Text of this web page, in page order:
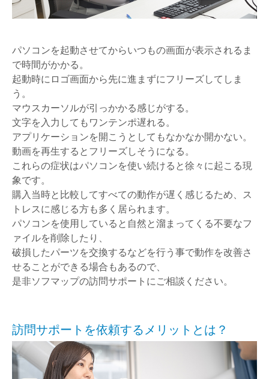
パソコンを起動させてからいつもの画面が表示されるま
で時間がかかる。
起動時にロゴ画面から先に進まずにフリーズしてしま
う。
マウスカーソルが引っかかる感じがする。
文字を入力してもワンテンポ遅れる。
アプリケーションを開こうとしてもなかなか開かない。
動画を再生するとフリーズしそうになる。
これらの症状はパソコンを使い続けると徐々に起こる現
象です。
購入当時と比較してすべての動作が遅く感じるため、ス
トレスに感じる方も多く居られます。
パソコンを使用していると自然と溜まってくる不要なフ
ァイルを削除したり、
破損したパーツを交換するなどを行う事で動作を改善さ
せることができる場合もあるので、
是非ソフマップの訪問サポートにご相談ください。
訪問サポートを依頼するメリットとは？